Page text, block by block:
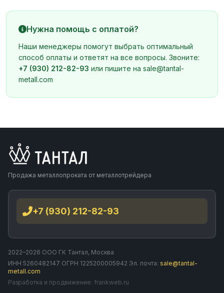
Нужна помощь с оплатой?
Наши менеджеры помогут выбрать оптимальный
способ оплаты и ответят на все вопросы. Звоните:
+7 (930) 212-82-93 или пишите на sale@tantal-
metall.com
Продажа металлопроката от металлотрейдера
+7 (930) 212-82-93
2022–2026 ООО ГК Тантал, Москва
ИНН 5260482147 ОГРН 1225200005942 Эл. почта: sale@tantal-
metall.com
Разработка и продвижение: frankweb.ru